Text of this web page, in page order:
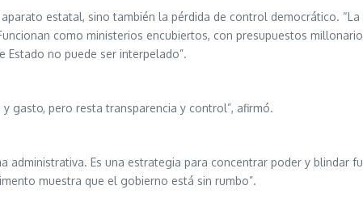
estatal, sino también la pérdida de control democrático.
como ministerios encubiertos, con presupuestos
no puede ser interpelado”.
gasto, pero resta transparencia y control”, afirmó.
Es una estrategia para concentrar poder y blindar
muestra que el gobierno está sin rumbo”.